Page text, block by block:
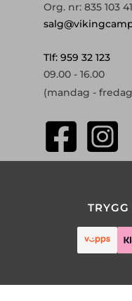
Org. nr: 835 103
Tlf: 959 32 123
09.00 - 16.00
(mandag -